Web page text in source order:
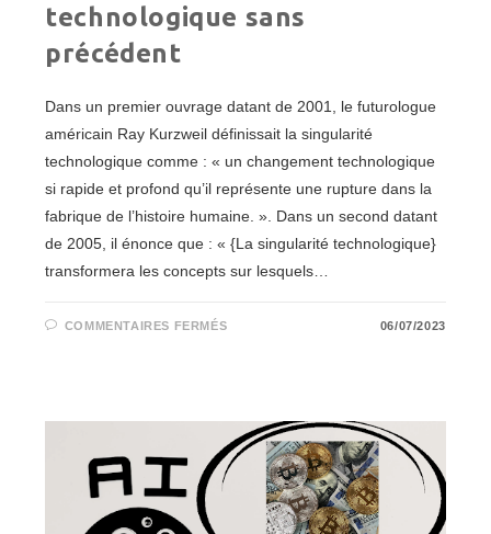
technologique sans
précédent
Dans un premier ouvrage datant de 2001, le futurologue
américain Ray Kurzweil définissait la singularité
technologique comme : « un changement technologique
si rapide et profond qu’il représente une rupture dans la
fabrique de l’histoire humaine. ». Dans un second datant
de 2005, il énonce que : « {La singularité technologique}
transformera les concepts sur lesquels…
COMMENTAIRES FERMÉSSUR
TECHNOLOGIQUE
SANS
PRÉCÉDENT
06/07/2023